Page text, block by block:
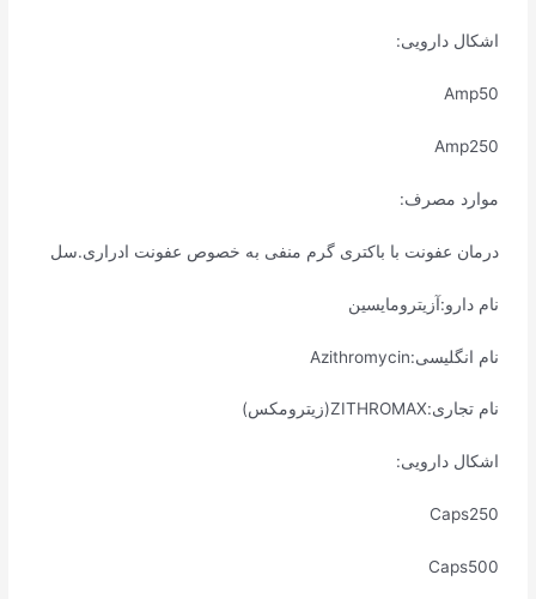
اشکال دارویی:
Amp50
Amp250
موارد مصرف:
درمان عفونت با باکتری گرم منفی به خصوص عفونت ادراری.سل
نام دارو:آزیترومایسین
نام انگلیسی:Azithromycin
نام تجاری:ZITHROMAX(زیترومکس)
اشکال دارویی:
Caps250
Caps500